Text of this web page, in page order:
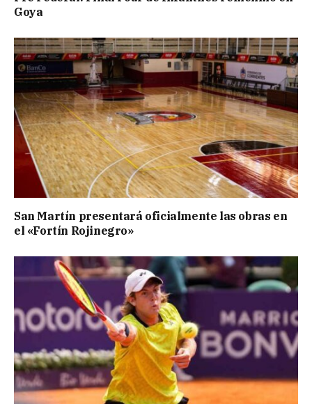
Goya
San Martín presentará oficialmente las obras en
el «Fortín Rojinegro»